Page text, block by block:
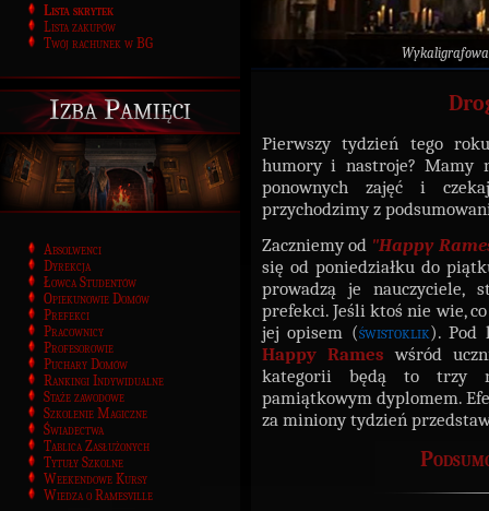
Lista skrytek
Lista zakupów
Twój rachunek w BG
Izba Pamięci
Absolwenci
Dyrekcja
Łowca Studentów
Opiekunowie Domów
Prefekci
Pracownicy
Profesorowie
Puchary Domów
Rankingi Indywidualne
Staże zawodowe
Szkolenie Magiczne
Świadectwa
Tablica Zasłużonych
Tytuły Szkolne
Weekendowe Kursy
Wiedza o Ramesville
Pierwszy tydzień tego
humory i nastroje? Mamy
ponownych zajęć i
przychodzimy z
Zaczniemy od "Happy
się od poniedziałku do
prowadzą je
prefekci. Jeśli ktoś nie wie,
jej opisem (świstoklik). Pod
Happy Rames wśród
kategorii będą to trzy
pamiątkowym dyplomem.
za miniony tydzień